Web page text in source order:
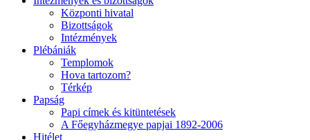
Központi hivatal
Bizottságok
Intézmények
Plébániák
Templomok
Hova tartozom?
Térkép
Papság
Papi címek és kitüntetések
A Főegyházmegye papjai 1892-2006
Hitélet